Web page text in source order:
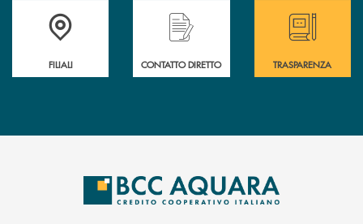
Trova la filiale più vicina a te
FILIALI
Hai bisogno di assistenza immediata ?
CONTATTO DIRETTO
Hai bisogno di
TRASPARENZA